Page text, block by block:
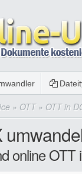
» OTT» OTT in
online